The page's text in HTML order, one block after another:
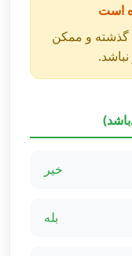
است
آگهی گذشته و ممکن
خیر
بله